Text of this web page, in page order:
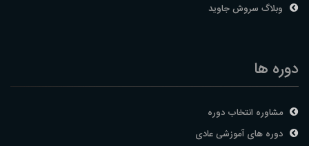
وبلاگ سروش جاوید
دوره ها
مشاوره انتخاب دوره
دوره های آموزشی عادی